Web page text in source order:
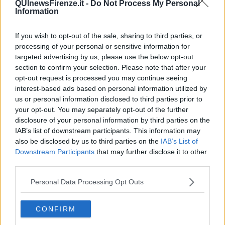
QUInewsFirenze.it - Do Not Process My Personal
Information
If you wish to opt-out of the sale, sharing to third parties, or
processing of your personal or sensitive information for
targeted advertising by us, please use the below opt-out
section to confirm your selection. Please note that after your
opt-out request is processed you may continue seeing
interest-based ads based on personal information utilized by
us or personal information disclosed to third parties prior to
your opt-out. You may separately opt-out of the further
disclosure of your personal information by third parties on the
IAB’s list of downstream participants. This information may
also be disclosed by us to third parties on the IAB’s List of
Downstream Participants that may further disclose it to other
Personal Data Processing Opt Outs
CONFIRM
Cane in carrozzina a Pusan, Corea del Sud - foto Blue Lama
Del resto la moda del cane in passegginosi è diffusa anche in
Italia e celebri marchi hanno messo in produzione collezioni di
vestiarioeaccessoriper animali domestici. Il comparto
"pets" èfiorente.